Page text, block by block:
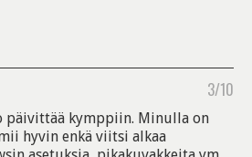
3/10
päivittää kymppiin. Minulla on
hyvin enkä viitsi alkaa